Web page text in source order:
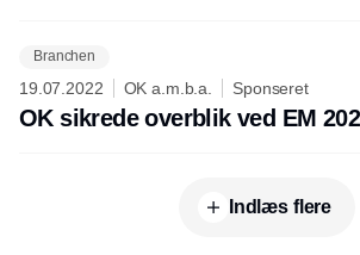
Branchen
19.07.2022 OK a.m.b.a. Sponseret
OK sikrede overblik ved EM
Indlæs flere